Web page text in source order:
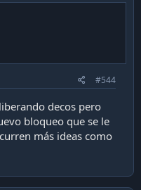
#544
decos pero
bloqueo que se le
más ideas como